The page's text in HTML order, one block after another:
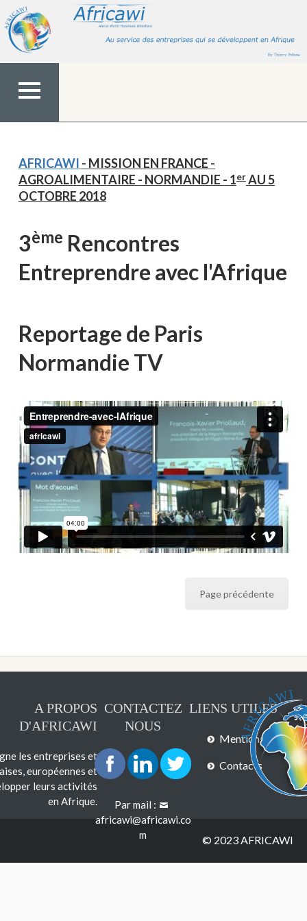
contenu
MENU
AFRICAWI - MISSION EN FRANCE -
AGROALIMENTAIRE - NORMANDIE - 1erAU 5
OCTOBRE 2018
3ème Rencontres
Entreprendre avec l'Afrique
Reportage de Paris
Normandie TV
Page précédente
A PROPOS
D'AFRICAWI
les entreprises et
européennes et
leurs activités
en Afrique.
CONTACTEZ
NOUS
Par mail :
africawi@africawi.co
m
LIENS UTILES
Mentions légales
Contacts
© 2023 AFRICAWI